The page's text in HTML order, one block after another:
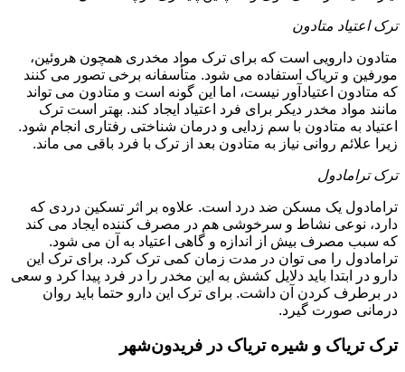
ترک اعتیاد متادون
متادون دارویی است که برای ترک مواد مخدری همچون هروئین،
مورفین و تریاک استفاده می شود. متأسفانه برخی تصور می کنند
که متادون اعتیادآور نیست، اما این گونه است و متادون می تواند
مانند مواد مخدر دیکر برای فرد اعتیاد ایجاد کند. بهتر است ترک
اعتیاد به متادون با سم زدایی و درمان شناختی رفتاری انجام شود.
زیرا علائم روانی نیاز به متادون بعد از ترک با فرد باقی می ماند.
ترک ترامادول
ترامادول یک مسکن ضد درد است. علاوه بر اثر تسکین دردی که
دارد، نوعی نشاط و سرخوشی هم در مصرف کننده ایجاد می کند
که سبب مصرف بیش از اندازه و گاهی اعتیاد به آن می شود.
ترامادول را می توان در مدت زمان کمی ترک کرد. برای ترک این
دارو در ابتدا باید دلایل کشش به این مخدر را در فرد پیدا کرد و سعی
در برطرف کردن آن داشت. برای ترک این دارو حتما باید روان
درمانی صورت گیرد.
ترک تریاک و شیره تریاک در فریدون‌شهر